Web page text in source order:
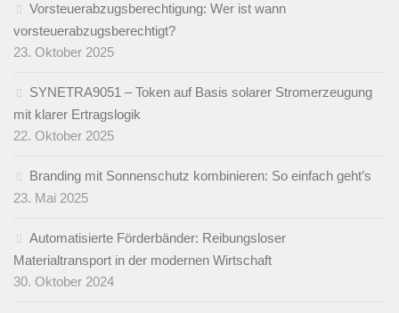
Vorsteuerabzugsberechtigung: Wer ist wann
vorsteuerabzugsberechtigt?
23. Oktober 2025
SYNETRA9051 – Token auf Basis solarer Stromerzeugung
mit klarer Ertragslogik
22. Oktober 2025
Branding mit Sonnenschutz kombinieren: So einfach geht’s
23. Mai 2025
Automatisierte Förderbänder: Reibungsloser
Materialtransport in der modernen Wirtschaft
30. Oktober 2024